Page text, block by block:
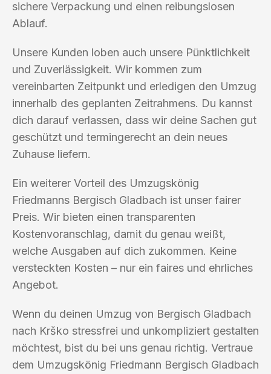
sichere Verpackung und einen reibungslosen
Ablauf.
Unsere Kunden loben auch unsere Pünktlichkeit
und Zuverlässigkeit. Wir kommen zum
vereinbarten Zeitpunkt und erledigen den Umzug
innerhalb des geplanten Zeitrahmens. Du kannst
dich darauf verlassen, dass wir deine Sachen gut
geschützt und termingerecht an dein neues
Zuhause liefern.
Ein weiterer Vorteil des Umzugskönig
Friedmanns Bergisch Gladbach ist unser fairer
Preis. Wir bieten einen transparenten
Kostenvoranschlag, damit du genau weißt,
welche Ausgaben auf dich zukommen. Keine
versteckten Kosten – nur ein faires und ehrliches
Angebot.
Wenn du deinen Umzug von Bergisch Gladbach
nach Krško stressfrei und unkompliziert gestalten
möchtest, bist du bei uns genau richtig. Vertraue
dem Umzugskönig Friedmann Bergisch Gladbach